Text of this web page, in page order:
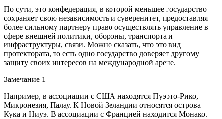
По сути, это конфедерация, в которой меньшее государство
сохраняет свою независимость и суверенитет, предоставляя
более сильному партнеру право осуществлять управление в
сфере внешней политики, обороны, транспорта и
инфраструктуры, связи. Можно сказать, что это вид
протектората, то есть одно государство доверяет другому
защиту своих интересов на международной арене.
Замечание 1
Например, в ассоциации с США находятся Пуэрто-Рико,
Микронезия, Палау. К Новой Зеландии относятся острова
Кука и Ниуэ. В ассоциации с Францией находится Монако.